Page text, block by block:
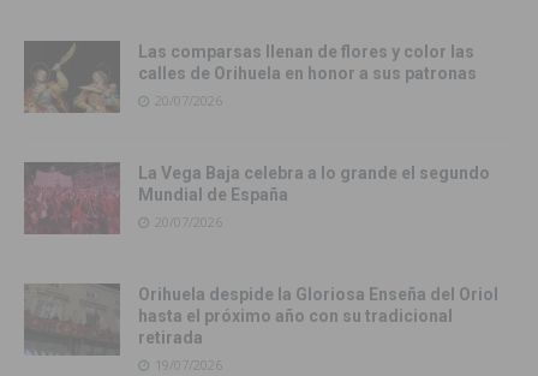
Las comparsas llenan de flores y color las
calles de Orihuela en honor a sus patronas
20/07/2026
La Vega Baja celebra a lo grande el segundo
Mundial de España
20/07/2026
Orihuela despide la Gloriosa Enseña del Oriol
hasta el próximo año con su tradicional
retirada
19/07/2026